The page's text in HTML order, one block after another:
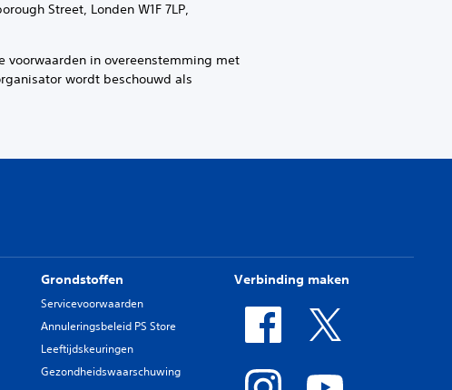
Street, Londen W1F 7LP,
voorwaarden in overeenstemming met
wordt beschouwd als
Grondstoffen
Servicevoorwaarden
Annuleringsbeleid PS Store
Leeftijdskeuringen
Gezondheidswaarschuwing
Verbinding maken